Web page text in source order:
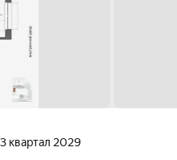
3 квартал 2029